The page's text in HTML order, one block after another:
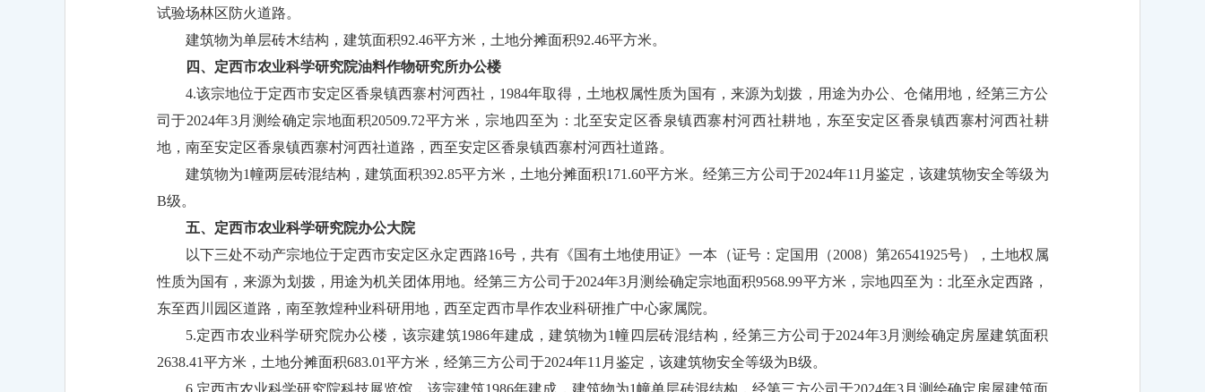
试验场林区防火道路。
建筑物为单层砖木结构，建筑面积92.46平方米，土地分摊面积92.46平方米。
四、定西市农业科学研究院油料作物研究所办公楼
4.该宗地位于定西市安定区香泉镇西寨村河西社，1984年取得，土地权属性质为国有，来源为划拨，用途为办公、仓储用地，经第三方公
司于2024年3月测绘确定宗地面积20509.72平方米，宗地四至为：北至安定区香泉镇西寨村河西社耕地，东至安定区香泉镇西寨村河西社耕
地，南至安定区香泉镇西寨村河西社道路，西至安定区香泉镇西寨村河西社道路。
建筑物为1幢两层砖混结构，建筑面积392.85平方米，土地分摊面积171.60平方米。经第三方公司于2024年11月鉴定，该建筑物安全等级为
B级。
五、定西市农业科学研究院办公大院
以下三处不动产宗地位于定西市安定区永定西路16号，共有《国有土地使用证》一本（证号：定国用（2008）第26541925号），土地权属
性质为国有，来源为划拨，用途为机关团体用地。经第三方公司于2024年3月测绘确定宗地面积9568.99平方米，宗地四至为：北至永定西路，
东至西川园区道路，南至敦煌种业科研用地，西至定西市旱作农业科研推广中心家属院。
5.定西市农业科学研究院办公楼，该宗建筑1986年建成，建筑物为1幢四层砖混结构，经第三方公司于2024年3月测绘确定房屋建筑面积
2638.41平方米，土地分摊面积683.01平方米，经第三方公司于2024年11月鉴定，该建筑物安全等级为B级。
6.定西市农业科学研究院科技展览馆，该宗建筑1986年建成，建筑物为1幢单层砖混结构，经第三方公司于2024年3月测绘确定房屋建筑面